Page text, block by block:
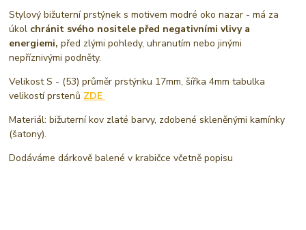
Stylový bižuterní prstýnek s motivem modré oko nazar - má za
úkol chránit svého nositele před negativními vlivy a
energiemi,před zlými pohledy, uhranutím nebo jinými
nepříznivými podněty.
Velikost S - (53) průměr prstýnku 17mm, šířka 4mm tabulka
velikostí prstenů ZDE
Materiál: bižuterní kov zlaté barvy, zdobené skleněnými kamínky
(šatony).
Dodáváme dárkově balené v krabičce včetně popisu